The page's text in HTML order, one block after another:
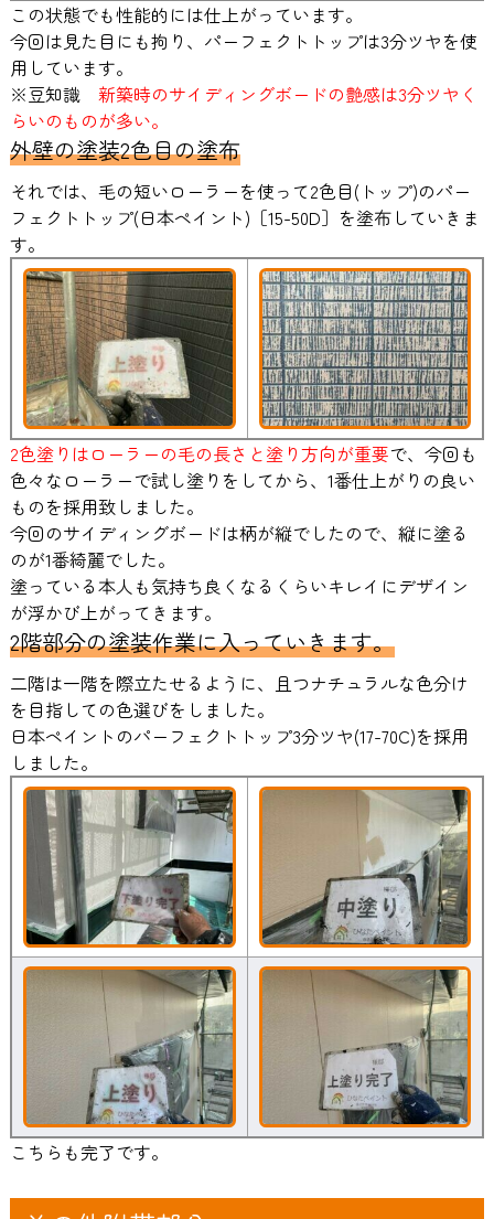
この状態でも性能的には仕上がっています。
今回は見た目にも拘り、パーフェクトトップは3分ツヤを使
用しています。
※豆知識
新築時のサイディングボードの艶感は3分ツヤく
らいのものが多い。
外壁の塗装2色目の塗布
それでは、毛の短いローラーを使って2色目(トップ)のパー
フェクトトップ(日本ペイント)［15-50D］を塗布していきま
す。
2色塗りはローラーの毛の長さと塗り方向が重要で、今回も
色々なローラーで試し塗りをしてから、 1番仕上がりの良い
ものを採用致しました。
今回のサイディングボードは柄が縦でしたので、縦に塗る
のが1番綺麗でした。
塗っている本人も気持ち良くなるくらいキレイにデザイン
が浮かび上がってきます。
2階部分の塗装作業に入っていきます。
二階は一階を際立たせるように、且つナチュラルな色分け
を目指しての色選びをしました。
日本ペイントのパーフェクトトップ3分ツヤ(17-70C)を採用
しました。
こちらも完了です。